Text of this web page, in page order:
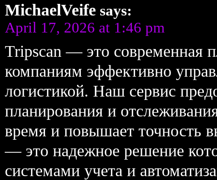
MichaelVeife says:
April 17, 2026 at 1:46 pm
Tripscan — это современная
компаниям эффективно
логистикой. Наш сервис
планирования и
время и повышает точность
— это надежное решение
системами учета и